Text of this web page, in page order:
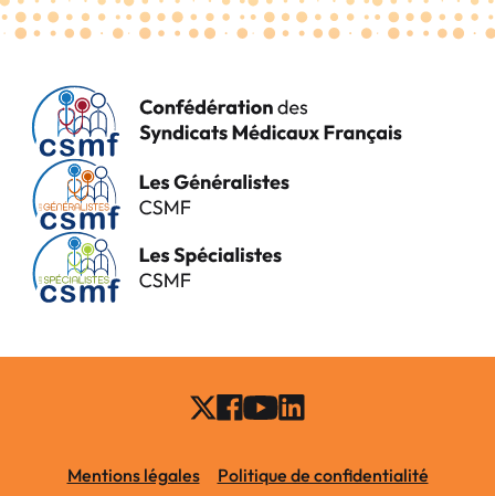
Mentions légales Politique de confidentialité